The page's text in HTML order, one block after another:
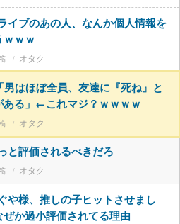
イブのあの人、なんか個人情報を
ｗｗ
オタク
男はほぼ全員、友達に『死ね』と
ある」←これマジ？ｗｗｗｗ
オタク
と評価されるべきだろ
オタク
や様、推しの子ヒットさせまし
か過小評価されてる理由